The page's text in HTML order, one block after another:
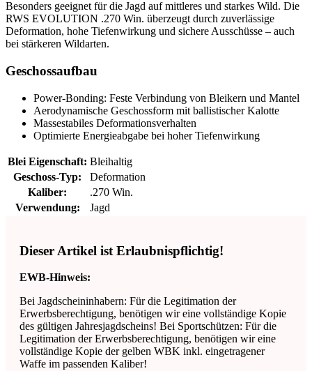
Besonders geeignet für die Jagd auf mittleres und starkes Wild. Die
RWS EVOLUTION .270 Win. überzeugt durch zuverlässige
Deformation, hohe Tiefenwirkung und sichere Ausschüsse – auch
bei stärkeren Wildarten.
Geschossaufbau
Power-Bonding: Feste Verbindung von Bleikern und Mantel
Aerodynamische Geschossform mit ballistischer Kalotte
Massestabiles Deformationsverhalten
Optimierte Energieabgabe bei hoher Tiefenwirkung
Blei Eigenschaft: Bleihaltig
Geschoss-Typ:
Deformation
Kaliber:
.270 Win.
Verwendung:
Jagd
Dieser Artikel ist Erlaubnispflichtig!
EWB-Hinweis:
Bei Jagdscheininhabern: Für die Legitimation der
Erwerbsberechtigung, benötigen wir eine vollständige Kopie
des gültigen Jahresjagdscheins! Bei Sportschützen: Für die
Legitimation der Erwerbsberechtigung, benötigen wir eine
vollständige Kopie der gelben WBK inkl. eingetragener
Waffe im passenden Kaliber!